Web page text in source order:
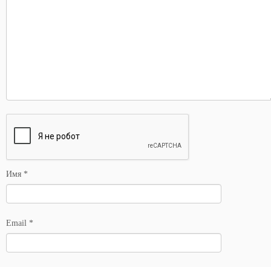
Имя *
Email *